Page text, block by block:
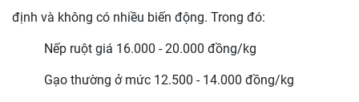
định và không có nhiều biến động. Trong đó:
Nếp ruột giá 16.000 - 20.000 đồng/kg
Gạo thường ở mức 12.500 - 14.000 đồng/kg